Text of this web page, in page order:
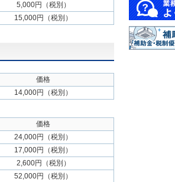
5,000円（税別）
15,000円（税別）
価格
14,000円（税別）
価格
24,000円（税別）
17,000円（税別）
2,600円（税別）
52,000円（税別）